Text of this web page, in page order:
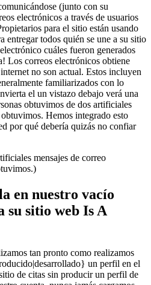
(junto con su
electrónicos a través de usuarios
para el sitio están usando
entregar todos quién se une a su sitio
cuáles fueron generados
Los correos electrónicos obtiene
no son actual. Estos incluyen
familiarizados con lo
el un vistazo debajo verá una
obtuvimos de dos artificiales
Hemos integrado esto
por qué debería quizás no confiar
mensajes de correo
en nuestro vacío
su sitio web Is A
tan pronto como realizamos
un perfil en el
de citas sin producir un perfil de